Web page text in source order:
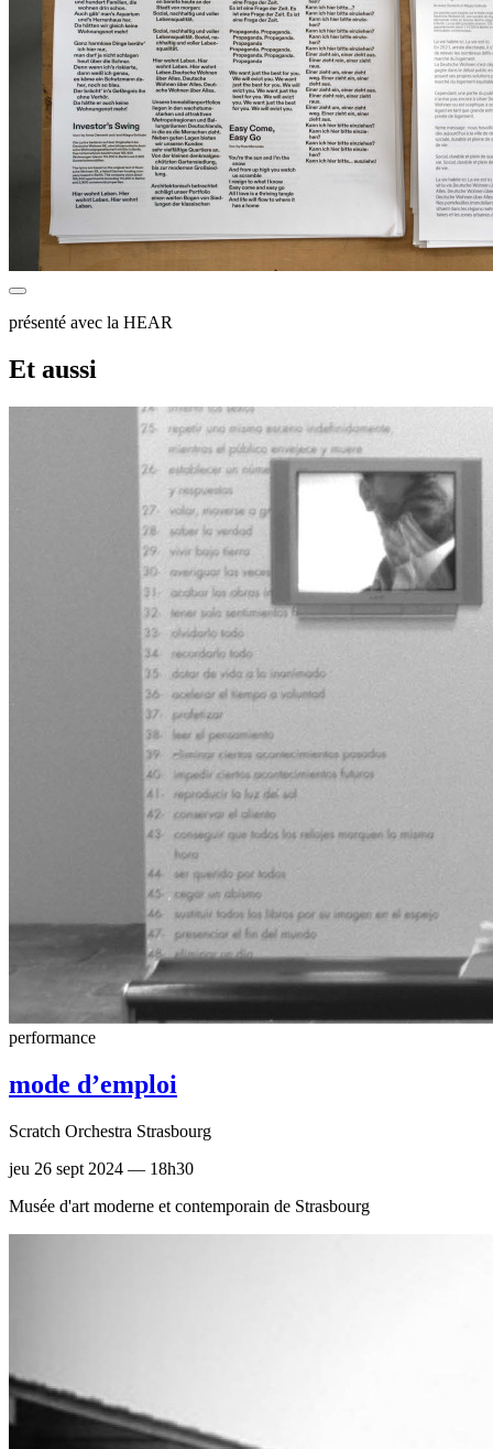
présenté avec la HEAR
Et aussi
performance
mode d’emploi
Scratch Orchestra Strasbourg
jeu 26 sept 2024 — 18h30
Musée d'art moderne et contemporain de Strasbourg